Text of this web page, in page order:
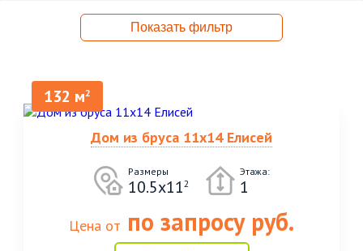
Показать фильтр
132 м2
Дом из бруса 11х14 Елисей
Размеры
10.5х112
Этажа:
1
Цена от по запросу руб.